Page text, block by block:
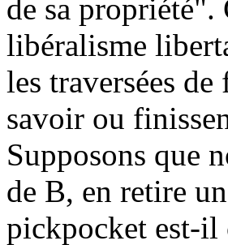
de sa
libéralisme
les traversées
savoir ou
Supposons que
de B, en retire
pickpocket est-il